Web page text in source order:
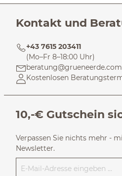
Kontakt und
+43 7615 203411
(Mo–Fr 8–18:00 Uhr)
beratung@grueneerde.com
Kostenlosen
10,-€ Gutschein
Verpassen Sie nichts mehr -
Newsletter.